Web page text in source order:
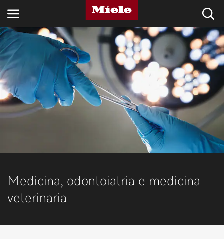
BLOG E NOVITÀ
PRODOTTI
Medicina, odontoiatria e medicina
veterinaria